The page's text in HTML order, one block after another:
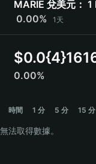
Bahasa Indonesia
Español
MARIE 兌美元： 1
0.00%
1天
$
0.00%
時間 1 分 5 分 15 分
無法取得數據。